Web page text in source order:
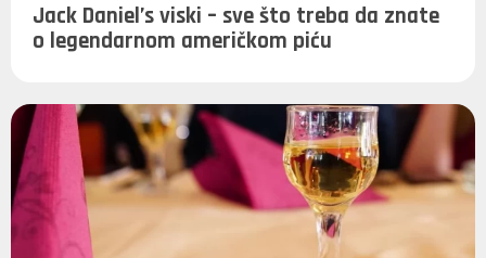
Jack Daniel’s viski – sve što treba da znate
o legendarnom američkom piću